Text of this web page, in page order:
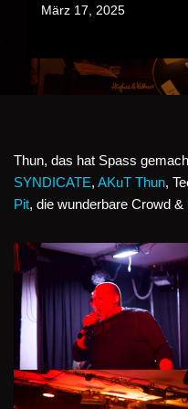
März 17, 2025
Thun, das hat Spass
SYNDICATE, AKuT Thun,
Pit, die wunderbare Crowd &